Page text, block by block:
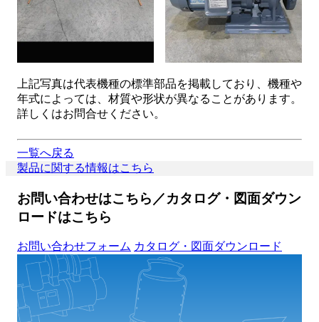
上記写真は代表機種の標準部品を掲載しており、機種や
年式によっては、材質や形状が異なることがあります。
詳しくはお問合せください。
一覧へ戻る
製品に関する情報はこちら
お問い合わせはこちら／カタログ・図面ダウン
ロードはこちら
お問い合わせフォーム カタログ・図面ダウンロード